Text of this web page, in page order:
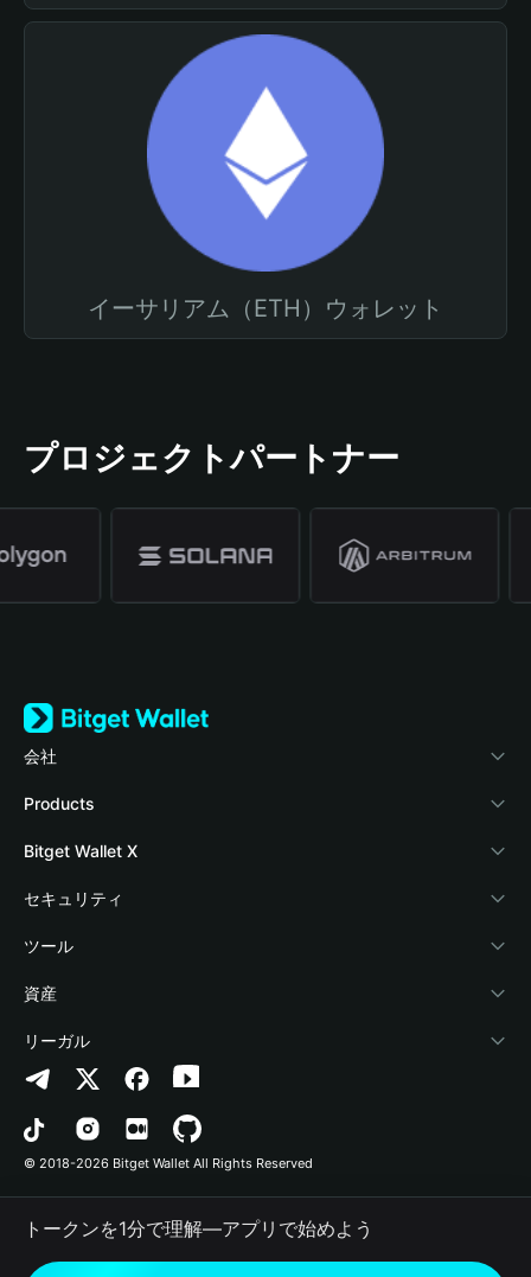
イーサリアム（ETH）ウォレット
プロジェクトパートナー
会社
Bitget Walletについて
ブログ
アカデミー
暗号資産ニュース
Help Center
お問い合わせ
ブランドリソース
キャリア
Products
Crypto Card
Stablecoin Earn
Payfi Crypto
Crypto Swap API
Altcoin Season Index
Prediction Markets
DApp
RWA
Bitget Wallet X
デベロッパー
ウォレットを接続
Bitget Wallet Pay
プロジェクトを掲載
セキュリティ
保護基金
セキュリティ技術
ツール
暗号資産を購入
認証検出
コントラクト検出
一括送金
資産
Arbitrum
Avalanche
Bitcoin
Polygon
リーガル
プライバシーポリシー
利用規約
© 2018-2026 Bitget Wallet All Rights Reserved
トークンを1分で理解―アプリで始めよう